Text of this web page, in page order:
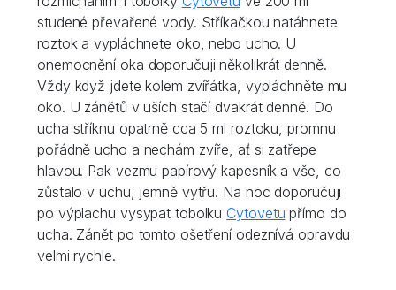
studené převařené vody. Stříkačkou natáhnete
roztok a vypláchnete oko, nebo ucho. U
onemocnění oka doporučuji několikrát denně.
Vždy když jdete kolem zvířátka, vypláchněte mu
oko. U zánětů v uších stačí dvakrát denně. Do
ucha stříknu opatrně cca 5 ml roztoku, promnu
pořádně ucho a nechám zvíře, ať si zatřepe
hlavou. Pak vezmu papírový kapesník a vše, co
zůstalo v uchu, jemně vytřu. Na noc doporučuji
po výplachu vysypat tobolku Cytovetu přímo do
ucha. Zánět po tomto ošetření odeznívá opravdu
velmi rychle.